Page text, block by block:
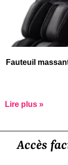
Fauteuil
Lire plus »
Accès